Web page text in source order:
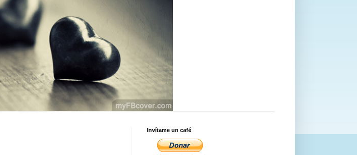
Invítame un café